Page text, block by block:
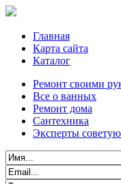
Главная
Карта сайта
Каталог
Ремонт своими
Все о ванных
Ремонт дома
Сантехника
Эксперты